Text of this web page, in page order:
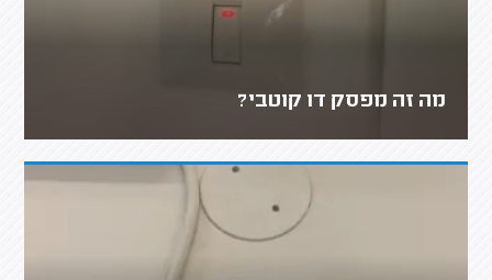
מה זה מפסק דו קוטבי?